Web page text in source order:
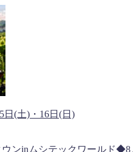
(土)・16日(日)